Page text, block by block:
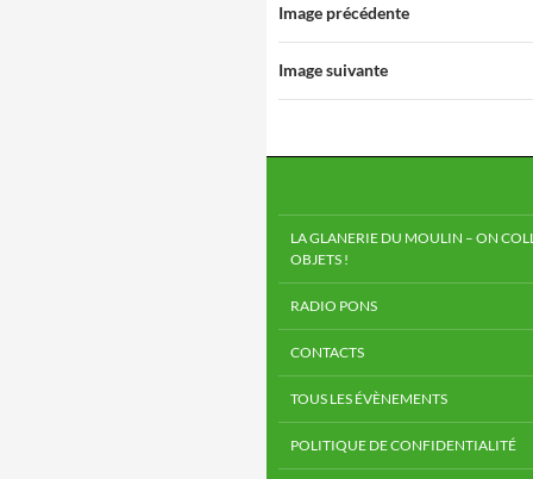
Image précédente
Image suivante
LA GLANERIE DU MOULIN – ON
OBJETS !
RADIO PONS
CONTACTS
TOUS LES ÉVÈNEMENTS
POLITIQUE DE CONFIDENTIALITÉ